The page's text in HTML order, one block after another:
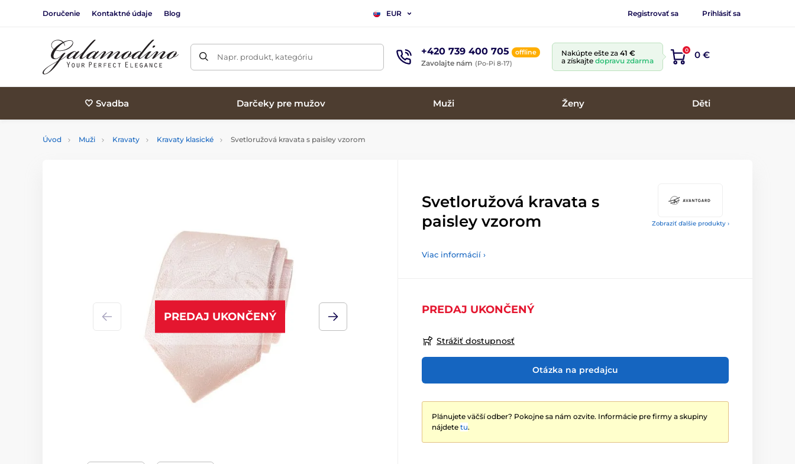
Doručenie Kontaktné údaje Blog EUR Registrovať sa Prihlásiť sa
Napr. produkt, kategóriu +420 739 400 705 offline
Zavolajte nám (Po-Pi 8-17)
Nakúpte ešte za 41 €
a získajte dopravu zdarma
0 0 €
🤍 Svadba Darčeky pre mužov Muži Ženy Děti
Úvod Muži Kravaty Kravaty klasické Svetloružová kravata s paisley vzorom
Zobraziť ďalšie produkty ›
PREDAJ UKONČENÝ
Svetloružová kravata s
paisley vzorom
Viac informácií ›
PREDAJ UKONČENÝ
Strážiť dostupnosť
Otázka na predajcu
Plánujete väčší odber? Pokojne sa nám ozvite. Informácie pre firmy a skupiny
nájdete tu.